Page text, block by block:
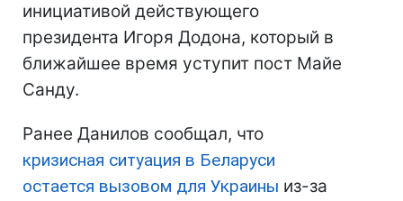
инициативой действующего
президента Игоря Додона, который в
ближайшее время уступит пост Майе
Санду.
Ранее Данилов сообщал, что
кризисная ситуация в Беларуси
остается вызовом для Украины из-за